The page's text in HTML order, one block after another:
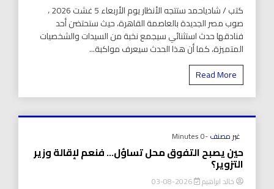
كتب / شادياحمد ستتجه الأنظار يوم الأربعاء 5 غشت 2026 ،
صوب مصر الجديدة بالعاصمة القاهرة، حيث ستحتضن أحد
فنادقها حدث استثنائي سيجمع نخبة من السيدات والشخصيات
المتميزة، كما أن هذا الحدث سيعرف مواكبة...
Read More
غير مصنف-0 Minutes
حين يصبح التفوق محل تساؤل… فنعم لإقالة وزير
التزوير؟
خالد ابراهيم 2026-08-03